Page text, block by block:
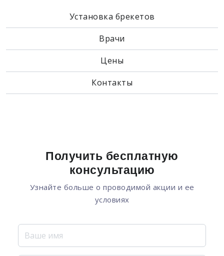
Установка брекетов
Врачи
Цены
Контакты
Получить бесплатную
консультацию
Узнайте больше о проводимой акции и ее
условиях